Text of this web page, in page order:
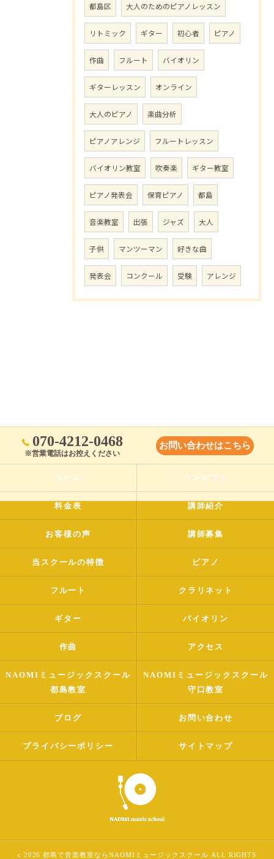
都島区 大人のためのピアノレッスン
リトミック ギター 初心者 ピアノ
作曲 フルート バイオリン
ギターレッスン オンライン
大人のピアノ 楽曲分析
ピアノアレンジ フルートレッスン
バイオリン教室 吹奏楽 ギター教室
ピアノ発表会 保育ピアノ 都島
音楽教室 出張 ジャズ 大人
子供 マンツーマン 好きな曲
発表会 コンクール 受験 アレンジ
070-4212-0468
※営業電話はお控えください
お問い合わせはこちら
ホーム コンセプト
料金表 講師紹介
お客様の声 講師募集
当スクールの特徴 ピアノ
フルート クラリネット
ギター バイオリン
作曲 アクセス
NAOMIミュージックスクール
都島教室
NAOMIミュージックスクール
守口教室
ブログ お問い合わせ
プライバシーポリシー サイトマップ
c 2026 都島で音楽教室ならNAOMIミュージックスクール ALL RIGHTS